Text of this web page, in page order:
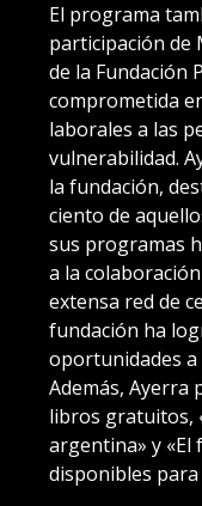
El programa
participación de
de la Fundación
comprometida
laborales a las
vulnerabilidad.
la fundación,
ciento de
sus programas
a la
extensa red de
fundación ha
oportunidades a
Además, Ayerra
libros gratuitos,
argentina» y
disponibles para